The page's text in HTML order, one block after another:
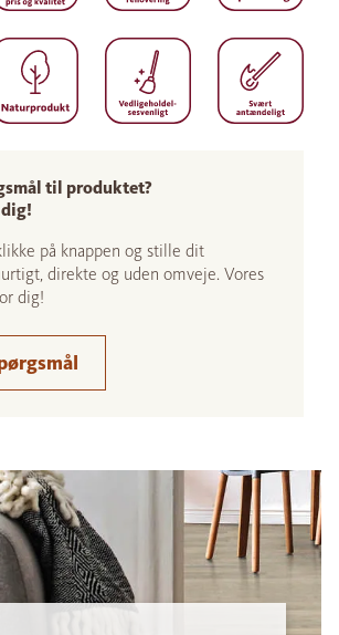
til produktet?
på knappen og stille dit
direkte og uden omveje. Vores
dig!